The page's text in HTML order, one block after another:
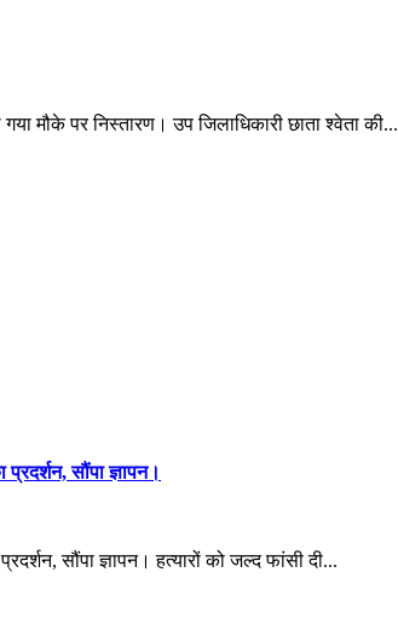
मौके पर निस्तारण। उप जिलाधिकारी छाता श्वेता की...
सौंपा ज्ञापन।
सौंपा ज्ञापन। हत्यारों को जल्द फांसी दी...